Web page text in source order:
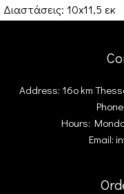
Διαστάσεις: 10x11,5 εκ
οινόπνευμα,
πανάκι για
Address: 16ο km
Hours:
Email: